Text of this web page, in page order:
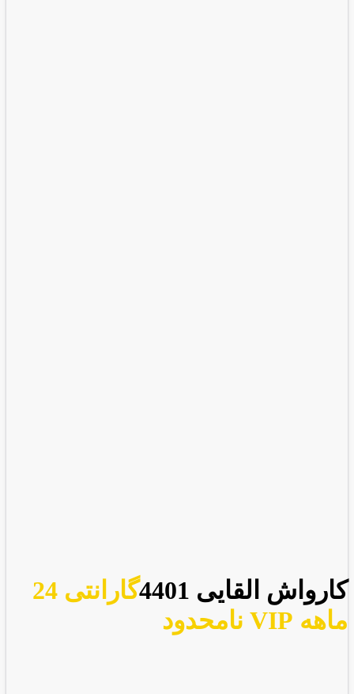
کارواش القایی 4401
گارانتی 24
ماهه VIP نامحدود